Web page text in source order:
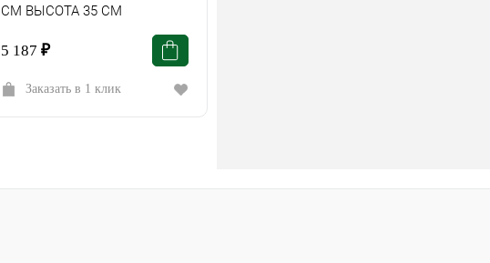
СМ ВЫСОТА 35 СМ
5 187 ₽
Заказать в 1 клик